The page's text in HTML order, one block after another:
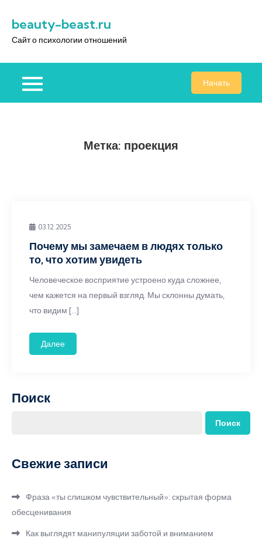
содержимому
beauty-beast.ru
Сайт о психологии отношений
Начать
Метка: проекция
03.12.2025
Почему мы замечаем в людях только
то, что хотим увидеть
Человеческое восприятие устроено куда сложнее,
чем кажется на первый взгляд. Мы склонны думать,
что видим […]
Далее
Поиск
Поиск
Свежие записи
Фраза «ты слишком чувствительный»: скрытая форма
обесценивания
Как выглядят манипуляции заботой и вниманием